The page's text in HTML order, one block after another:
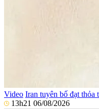
Video Iran tuyên bố đạt thỏa
13h21 06/08/2026